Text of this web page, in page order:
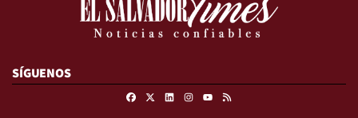
SÍGUENOS
FacebookLinkedinInstagram